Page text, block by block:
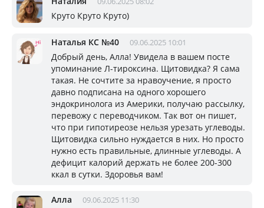
Круто Круто Круто)
Наталья КС №40 09.06.2025 10:01
Добрый день, Алла! Увидела в вашем посте
упоминание Л-тироксина. Щитовидка? Я сама
такая. Не сочтите за нравоучение, я просто
давно подписана на одного хорошего
эндокринолога из Америки, получаю рассылку,
перевожу с переводчиком. Так вот он пишет,
что при гипотиреозе нельзя урезать углеводы.
Щитовидка сильно нуждается в них. Но просто
нужно есть правильные, длинные углеводы. А
дефицит калорий держать не более 200-300
ккал в сутки. Здоровья вам!
Алла 09.06.2025 11:30